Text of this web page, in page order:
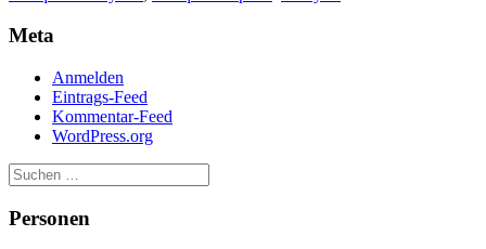
Meta
Anmelden
Eintrags-Feed
Kommentar-Feed
WordPress.org
Personen